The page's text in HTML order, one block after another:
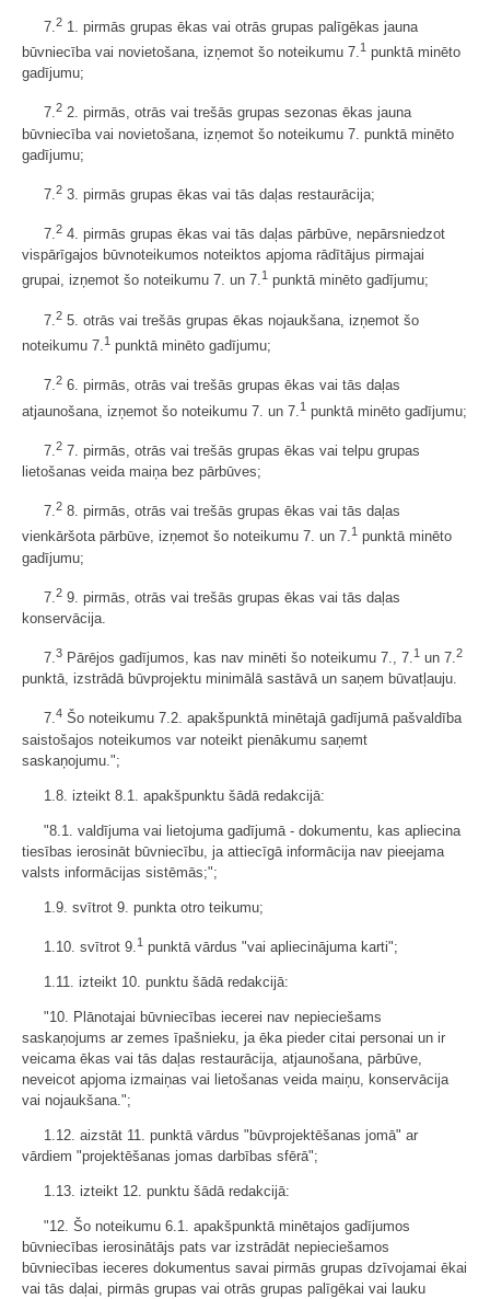
7. 2 1. pirmās grupas ēkas vai otrās grupas palīgēkas jauna
būvniecība vai novietošana, izņemot šo noteikumu 7.1 punktā minēto
gadījumu;
7.2 2. pirmās, otrās vai trešās grupas sezonas ēkas jauna
būvniecība vai novietošana, izņemot šo noteikumu 7. punktā minēto
gadījumu;
7. 2 3. pirmās grupas ēkas vai tās daļas restaurācija;
7.2 4. pirmās grupas ēkas vai tās daļas pārbūve, nepārsniedzot
vispārīgajos būvnoteikumos noteiktos apjoma rādītājus pirmajai
grupai, izņemot šo noteikumu 7. un 7.1 punktā minēto gadījumu;
7. 2 5. otrās vai trešās grupas ēkas nojaukšana, izņemot šo
noteikumu 7.1 punktā minēto gadījumu;
7.2 6. pirmās, otrās vai trešās grupas ēkas vai tās daļas
atjaunošana, izņemot šo noteikumu 7. un 7. 1 punktā minēto gadījumu;
7.2 7. pirmās, otrās vai trešās grupas ēkas vai telpu grupas
lietošanas veida maiņa bez pārbūves;
7.2 8. pirmās, otrās vai trešās grupas ēkas vai tās daļas
vienkāršota pārbūve, izņemot šo noteikumu 7. un 7.1 punktā minēto
gadījumu;
7.2 9. pirmās, otrās vai trešās grupas ēkas vai tās daļas
konservācija.
7.3 Pārējos gadījumos, kas nav minēti šo noteikumu 7., 7.1 un 7.2
punktā, izstrādā būvprojektu minimālā sastāvā un saņem būvatļauju.
7.4 Šo noteikumu 7.2. apakšpunktā minētajā gadījumā pašvaldība
saistošajos noteikumos var noteikt pienākumu saņemt
saskaņojumu.";
1.8. izteikt 8.1. apakšpunktu šādā redakcijā:
"8.1. valdījuma vai lietojuma gadījumā - dokumentu, kas apliecina
tiesības ierosināt būvniecību, ja attiecīgā informācija nav pieejama
valsts informācijas sistēmās;";
1.9. svītrot 9. punkta otro teikumu;
1.10. svītrot 9.1 punktā vārdus "vai apliecinājuma karti";
1.11. izteikt 10. punktu šādā redakcijā:
"10. Plānotajai būvniecības iecerei nav nepieciešams
saskaņojums ar zemes īpašnieku, ja ēka pieder citai personai un ir
veicama ēkas vai tās daļas restaurācija, atjaunošana, pārbūve,
neveicot apjoma izmaiņas vai lietošanas veida maiņu, konservācija
vai nojaukšana.";
1.12. aizstāt 11. punktā vārdus "būvprojektēšanas jomā" ar
vārdiem "projektēšanas jomas darbības sfērā";
1.13. izteikt 12. punktu šādā redakcijā:
"12. Šo noteikumu 6.1. apakšpunktā minētajos gadījumos
būvniecības ierosinātājs pats var izstrādāt nepieciešamos
būvniecības ieceres dokumentus savai pirmās grupas dzīvojamai ēkai
vai tās daļai, pirmās grupas vai otrās grupas palīgēkai vai lauku